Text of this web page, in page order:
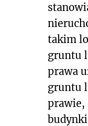
takim
gruntu
prawa
gruntu
prawie,